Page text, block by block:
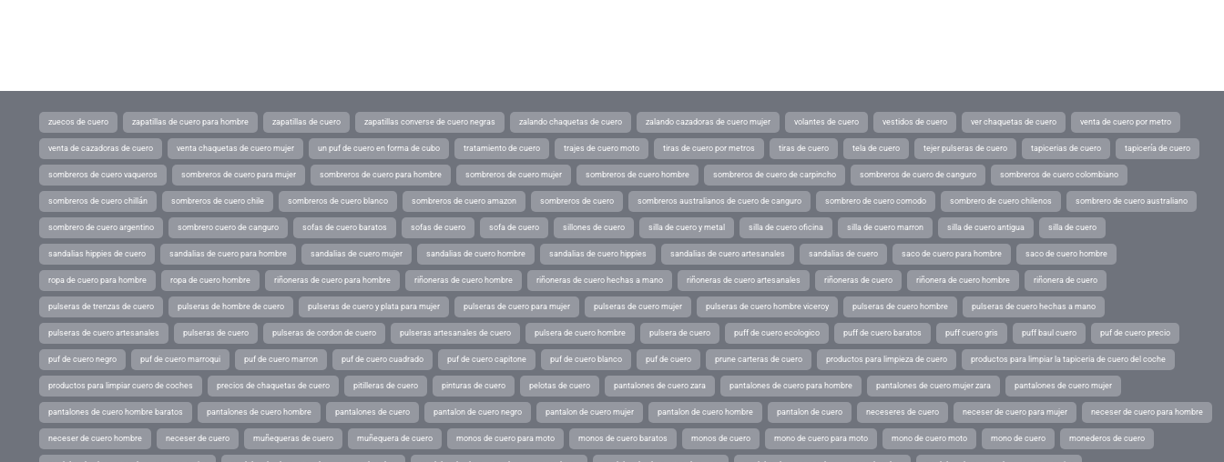
zuecos de cuero zapatillas de cuero para hombre zapatillas de cuero zapatillas converse de cuero negras zalando chaquetas de cuero zalando cazadoras de cuero mujer volantes de cuero vestidos de cuero ver chaquetas de cuero venta de cuero por metro
venta de cazadoras de cuero venta chaquetas de cuero mujer un puf de cuero en forma de cubo tratamiento de cuero trajes de cuero moto tiras de cuero por metros tiras de cuero tela de cuero tejer pulseras de cuero tapicerias de cuero tapicería de cuero
sombreros de cuero vaqueros sombreros de cuero para mujer sombreros de cuero para hombre sombreros de cuero mujer sombreros de cuero hombre sombreros de cuero de carpincho sombreros de cuero de canguro sombreros de cuero colombiano
sombreros de cuero chillán sombreros de cuero chile sombreros de cuero blanco sombreros de cuero amazon sombreros de cuero sombreros australianos de cuero de canguro sombrero de cuero comodo sombrero de cuero chilenos sombrero de cuero australiano
sombrero de cuero argentino sombrero cuero de canguro sofas de cuero baratos sofas de cuero sofa de cuero sillones de cuero silla de cuero y metal silla de cuero oficina silla de cuero marron silla de cuero antigua silla de cuero
sandalias hippies de cuero sandalias de cuero para hombre sandalias de cuero mujer sandalias de cuero hombre sandalias de cuero hippies sandalias de cuero artesanales sandalias de cuero saco de cuero para hombre saco de cuero hombre
ropa de cuero para hombre ropa de cuero hombre riñoneras de cuero para hombre riñoneras de cuero hombre riñoneras de cuero hechas a mano riñoneras de cuero artesanales riñoneras de cuero riñonera de cuero hombre riñonera de cuero
pulseras de trenzas de cuero pulseras de hombre de cuero pulseras de cuero y plata para mujer pulseras de cuero para mujer pulseras de cuero mujer pulseras de cuero hombre viceroy pulseras de cuero hombre pulseras de cuero hechas a mano
pulseras de cuero artesanales pulseras de cuero pulseras de cordon de cuero pulseras artesanales de cuero pulsera de cuero hombre pulsera de cuero puff de cuero ecologico puff de cuero baratos puff cuero gris puff baul cuero puf de cuero precio
puf de cuero negro puf de cuero marroqui puf de cuero marron puf de cuero cuadrado puf de cuero capitone puf de cuero blanco puf de cuero prune carteras de cuero productos para limpieza de cuero productos para limpiar la tapiceria de cuero del coche
productos para limpiar cuero de coches precios de chaquetas de cuero pitilleras de cuero pinturas de cuero pelotas de cuero pantalones de cuero zara pantalones de cuero para hombre pantalones de cuero mujer zara pantalones de cuero mujer
pantalones de cuero hombre baratos pantalones de cuero hombre pantalones de cuero pantalon de cuero negro pantalon de cuero mujer pantalon de cuero hombre pantalon de cuero neceseres de cuero neceser de cuero para mujer neceser de cuero para hombre
neceser de cuero hombre neceser de cuero muñequeras de cuero muñequera de cuero monos de cuero para moto monos de cuero baratos monos de cuero mono de cuero para moto mono de cuero moto mono de cuero monederos de cuero